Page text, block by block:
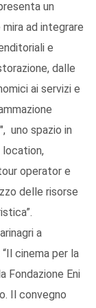
un
ad integrare
e
dalle
ai servizi e
uno spazio in
location,
operator e
delle risorse
a
cinema per la
Fondazione Eni
Il convegno